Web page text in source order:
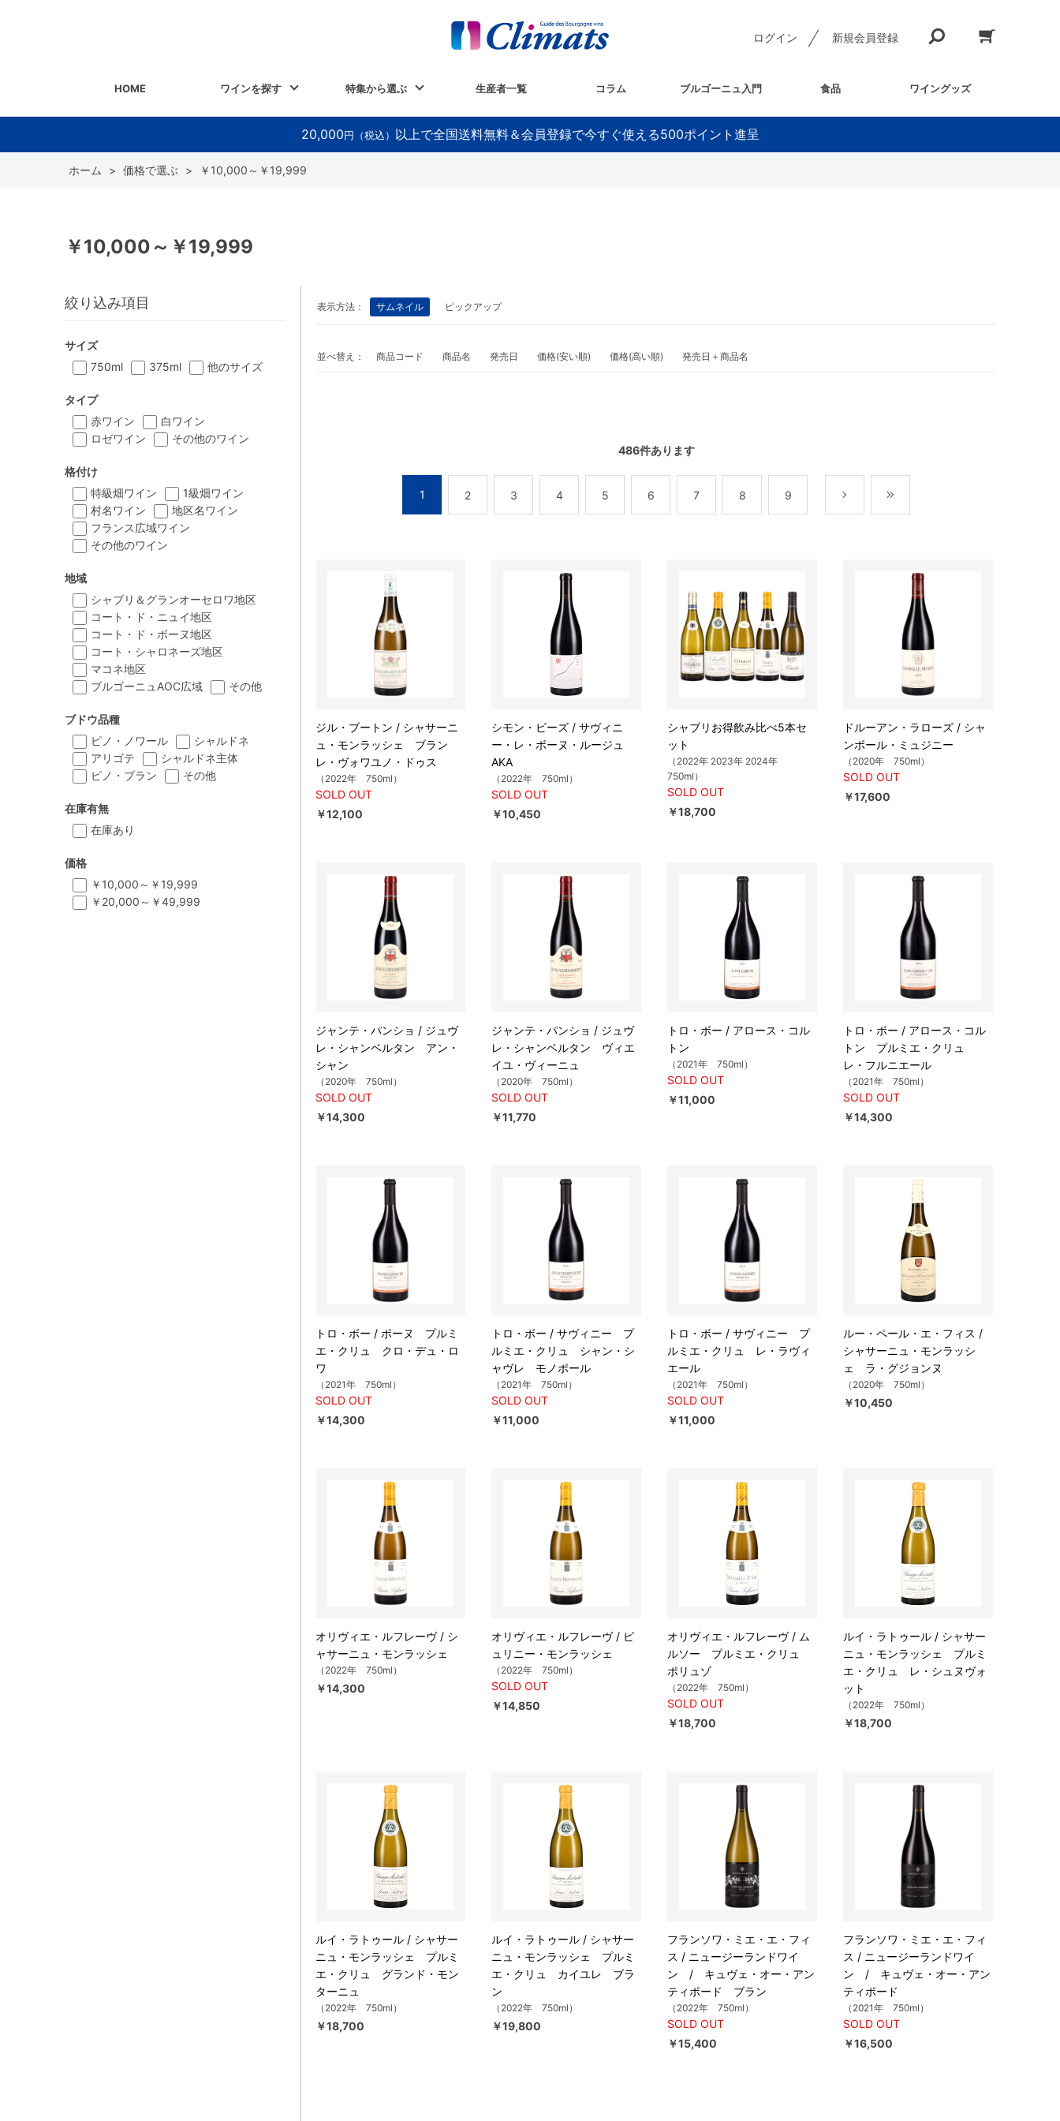
ログイン 新規会員登録
HOME ワインを探す 特集から選ぶ 生産者一覧 コラム ブルゴーニュ入門 食品 ワイングッズ
20,000 円（税込） 以上で全国送料無料＆会員登録で今すぐ使える500ポイント進呈
ホーム > 価格で選ぶ > ￥10,000～￥19,999
￥10,000～￥19,999
絞り込み項目
サイズ
750ml
375ml 他のサイズ
タイプ
赤ワイン
白ワイン
ロゼワイン
その他のワイン
格付け
特級畑ワイン
1級畑ワイン
村名ワイン
地区名ワイン
フランス広域ワイン
その他のワイン
地域
シャブリ＆グランオーセロワ地区
コート・ド・ニュイ地区
コート・ド・ボーヌ地区
コート・シャロネーズ地区
マコネ地区
ブルゴーニュAOC広域
その他
ブドウ品種
ピノ・ノワール
シャルドネ
アリゴテ
シャルドネ主体
ピノ・ブラン
その他
在庫有無
在庫あり
価格
￥10,000～￥19,999
￥20,000～￥49,999
表示方法： サムネイル ピックアップ
並べ替え： 商品コード 商品名 発売日 価格(安い順) 価格(高い順) 発売日＋商品名
486件あります
1 2 3 4 5 6 7 8 9
ジル・ブートン / シャサーニ
ュ・モンラッシェ ブラン
レ・ヴォワユノ・ドゥス
（2022年 750ml）
SOLD OUT
￥12,100
シモン・ビーズ / サヴィニ
ー・レ・ボーヌ・ルージュ
AKA
（2022年 750ml）
SOLD OUT
￥10,450
シャブリお得飲み比べ5本セ
ット
（2022年 2023年 2024年
750ml）
SOLD OUT
￥18,700
ドルーアン・ラローズ / シャ
ンボール・ミュジニー
（2020年 750ml）
SOLD OUT
￥17,600
ジャンテ・パンショ / ジュヴ
レ・シャンベルタン アン・
シャン
（2020年 750ml）
SOLD OUT
￥14,300
ジャンテ・パンショ / ジュヴ
レ・シャンベルタン ヴィエ
イユ・ヴィーニュ
（2020年 750ml）
SOLD OUT
￥11,770
トロ・ボー / アロース・コル
トン
（2021年 750ml）
SOLD OUT
￥11,000
トロ・ボー / アロース・コル
トン プルミエ・クリュ
レ・フルニエール
（2021年 750ml）
SOLD OUT
￥14,300
トロ・ボー / ボーヌ プルミ
エ・クリュ クロ・デュ・ロ
ワ
（2021年 750ml）
SOLD OUT
￥14,300
トロ・ボー / サヴィニー プ
ルミエ・クリュ シャン・シ
ャヴレ モノポール
（2021年 750ml）
SOLD OUT
￥11,000
トロ・ボー / サヴィニー プ
ルミエ・クリュ レ・ラヴィ
エール
（2021年 750ml）
SOLD OUT
￥11,000
ルー・ペール・エ・フィス /
シャサーニュ・モンラッシ
ェ ラ・グジョンヌ
（2020年 750ml）
￥10,450
オリヴィエ・ルフレーヴ / シ
ャサーニュ・モンラッシェ
（2022年 750ml）
￥14,300
オリヴィエ・ルフレーヴ / ピ
ュリニー・モンラッシェ
（2022年 750ml）
SOLD OUT
￥14,850
オリヴィエ・ルフレーヴ / ム
ルソー プルミエ・クリュ
ポリュゾ
（2022年 750ml）
SOLD OUT
￥18,700
ルイ・ラトゥール / シャサー
ニュ・モンラッシェ プルミ
エ・クリュ レ・シュヌヴォ
ット
（2022年 750ml）
￥18,700
ルイ・ラトゥール / シャサー
ニュ・モンラッシェ プルミ
エ・クリュ グランド・モン
ターニュ
（2022年 750ml）
￥18,700
ルイ・ラトゥール / シャサー
ニュ・モンラッシェ プルミ
エ・クリュ カイユレ ブラ
ン
（2022年 750ml）
￥19,800
フランソワ・ミエ・エ・フィ
ス / ニュージーランドワイ
ン / キュヴェ・オー・アン
ティポード ブラン
（2022年 750ml）
SOLD OUT
￥15,400
フランソワ・ミエ・エ・フィ
ス / ニュージーランドワイ
ン / キュヴェ・オー・アン
ティポード
（2021年 750ml）
SOLD OUT
￥16,500